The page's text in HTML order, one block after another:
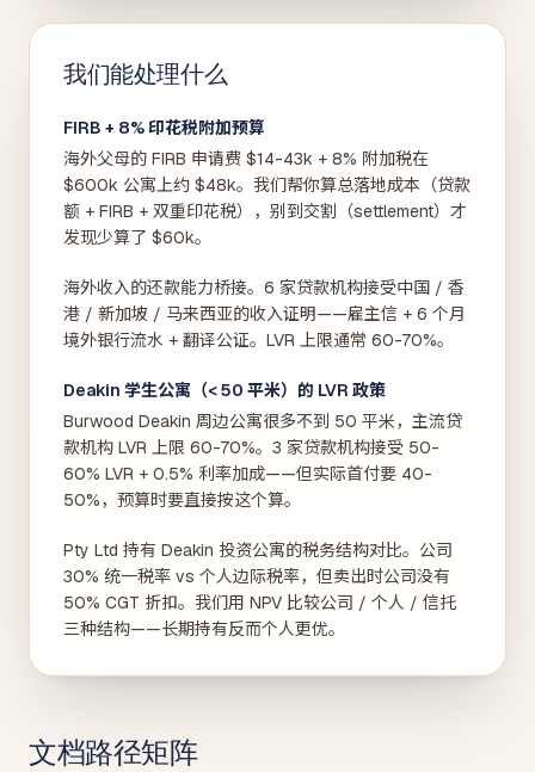
我们能处理什么
FIRB + 8% 印花税附加预算
海外父母的 FIRB 申请费 $14-43k + 8% 附加税在
$600k 公寓上约 $48k。我们帮你算总落地成本（贷款
额 + FIRB + 双重印花税），别到交割（settlement）才
发现少算了 $60k。
海外收入的还款能力桥接。6 家贷款机构接受中国 / 香
港 / 新加坡 / 马来西亚的收入证明——雇主信 + 6 个月
境外银行流水 + 翻译公证。LVR 上限通常 60-70%。
Deakin 学生公寓（< 50 平米）的 LVR 政策
Burwood Deakin 周边公寓很多不到 50 平米，主流贷
款机构 LVR 上限 60-70%。3 家贷款机构接受 50-
60% LVR + 0.5% 利率加成——但实际首付要 40-
50%，预算时要直接按这个算。
Pty Ltd 持有 Deakin 投资公寓的税务结构对比。公司
30% 统一税率 vs 个人边际税率，但卖出时公司没有
50% CGT 折扣。我们用 NPV 比较公司 / 个人 / 信托
三种结构——长期持有反而个人更优。
文档路径矩阵